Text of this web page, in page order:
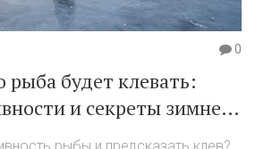
0
рыба будет клевать:
и секреты зимней